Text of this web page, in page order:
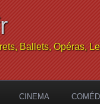
Ballets, Opéras,
CINEMA